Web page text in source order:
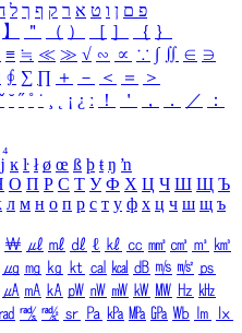
פ ם ן ו ט א ר ק ף ך ל
】 ＂ （ ） ［ ］ ｛ ｝
≡ ≒ ≪ ≫ √ ∽ ∝ ∵ ∫ ∬ ∈ ∋
∮ ∑ ∏ ＋ － ＜ ＝
＞
ˇ ˘ ˝ ˚ ˙ ¸ ¡ ¿ ː ！ ＇ ， ． ／
：
₄
ĸ ŀ ł ø œ ß þ ŧ ŋ ŉ
О П Р С Т У Ф Х Ц Ч Ш Щ Ъ
л м н о п р с т у ф х ц ч ш щ ъ
￦ ㎕ ㎖ ㎗ ℓ ㎘ ㏄ ㎣ ㎤ ㎥ ㎦
㎍ ㎎ ㎏ ㏏ ㎈ ㎉ ㏈ ㎧ ㎨ ㎰
㎂ ㎃ ㎄ ㎺ ㎻ ㎽ ㎾ ㎿ ㎐ ㎑
㎭ ㎮ ㎯ ㏛ ㎩ ㎪ ㎫ ㎬ ㏝ ㏐
㏓